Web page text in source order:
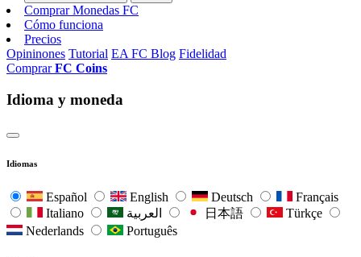
Comprar Monedas FC
Cómo funciona
Precios
Opininones Tutorial EA FC Blog Fidelidad
ComprarFC Coins
Idioma y moneda
Idiomas
Español English Deutsch
Français
Italiano
日本語
Türkçe
Nederlands
Português